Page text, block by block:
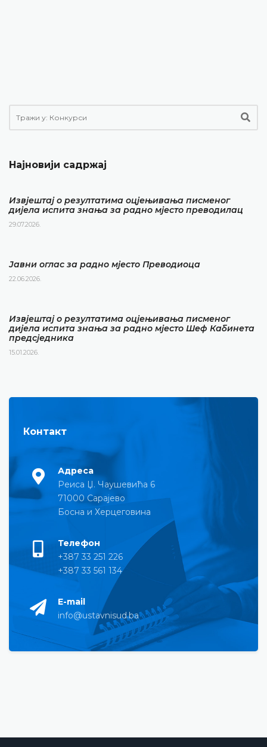
Најновији садржај
Извјештај о резултатима оцјењивања писменог
дијела испита знања за радно мјесто преводилац
29.07.2026.
Јавни оглас за радно мјесто Преводиоца
22.06.2026.
Извјештај о резултатима оцјењивања писменог
дијела испита знања за радно мјесто Шеф Кабинета
предсједника
15.01.2026.
Контакт
Адреса
Реиса Џ. Чаушевића 6
71000 Сарајево
Босна и Херцеговина
Телефон
+387 33 251 226
+387 33 561 134
E-mail
info@ustavnisud.ba